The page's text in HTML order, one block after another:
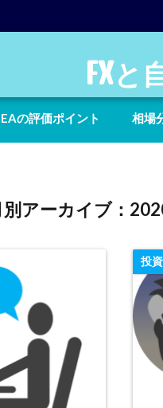
FXと
EAの評価ポイント 相場
別アーカイブ：
投